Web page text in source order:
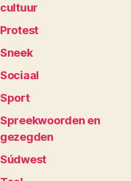
cultuur
Protest
Sneek
Sociaal
Sport
Spreekwoorden en
gezegden
Súdwest